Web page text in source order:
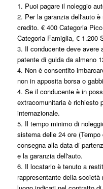
1. Puoi pagare il noleggio
2. Per la garanzia dell'auto
credito. € 400 Categoria
Categoria Famiglia, € 1.200
3. Il conducente deve avere
patente di guida da almeno
4. Non è consentito
non in apposita borsa o
4. Se il conducente è in
extracomunitaria è richiesto
internazionale.
5. Il tempo minimo di
sistema delle 24 ore
consegna alla data di
e la garanzia dell'auto.
6. Il locatario è tenuto a
rappresentante della